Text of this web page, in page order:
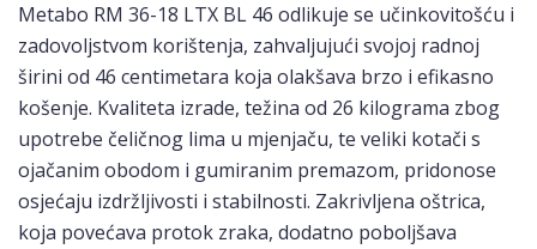
Metabo RM 36-18 LTX BL 46 odlikuje se učinkovitošću i
zadovoljstvom korištenja, zahvaljujući svojoj radnoj
širini od 46 centimetara koja olakšava brzo i efikasno
košenje. Kvaliteta izrade, težina od 26 kilograma zbog
upotrebe čeličnog lima u mjenjaču, te veliki kotači s
ojačanim obodom i gumiranim premazom, pridonose
osjećaju izdržljivosti i stabilnosti. Zakrivljena oštrica,
koja povećava protok zraka, dodatno poboljšava